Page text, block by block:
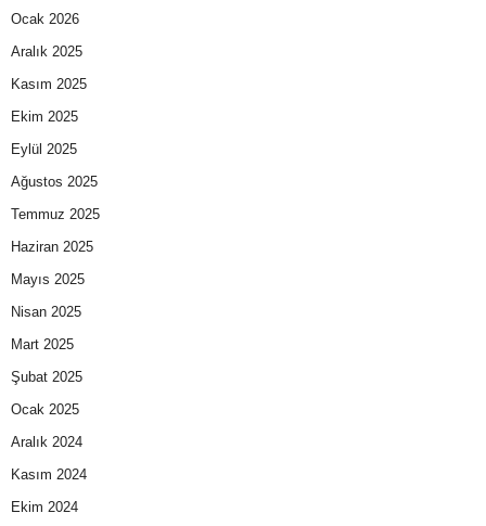
Ocak 2026
Aralık 2025
Kasım 2025
Ekim 2025
Eylül 2025
Ağustos 2025
Temmuz 2025
Haziran 2025
Mayıs 2025
Nisan 2025
Mart 2025
Şubat 2025
Ocak 2025
Aralık 2024
Kasım 2024
Ekim 2024